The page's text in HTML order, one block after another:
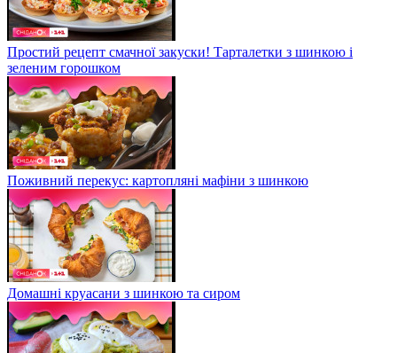
Простий рецепт смачної закуски! Тарталетки з шинкою і
зеленим горошком
Поживний перекус: картопляні мафіни з шинкою
Домашні круасани з шинкою та сиром